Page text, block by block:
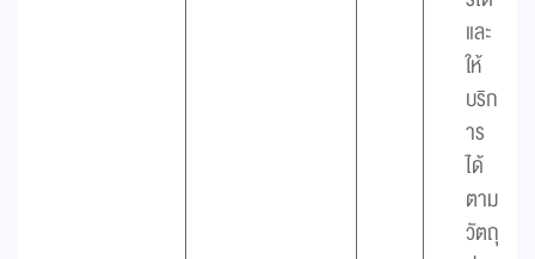
และ
ให้
บริก
าร
ได้
ตาม
วัตถุ